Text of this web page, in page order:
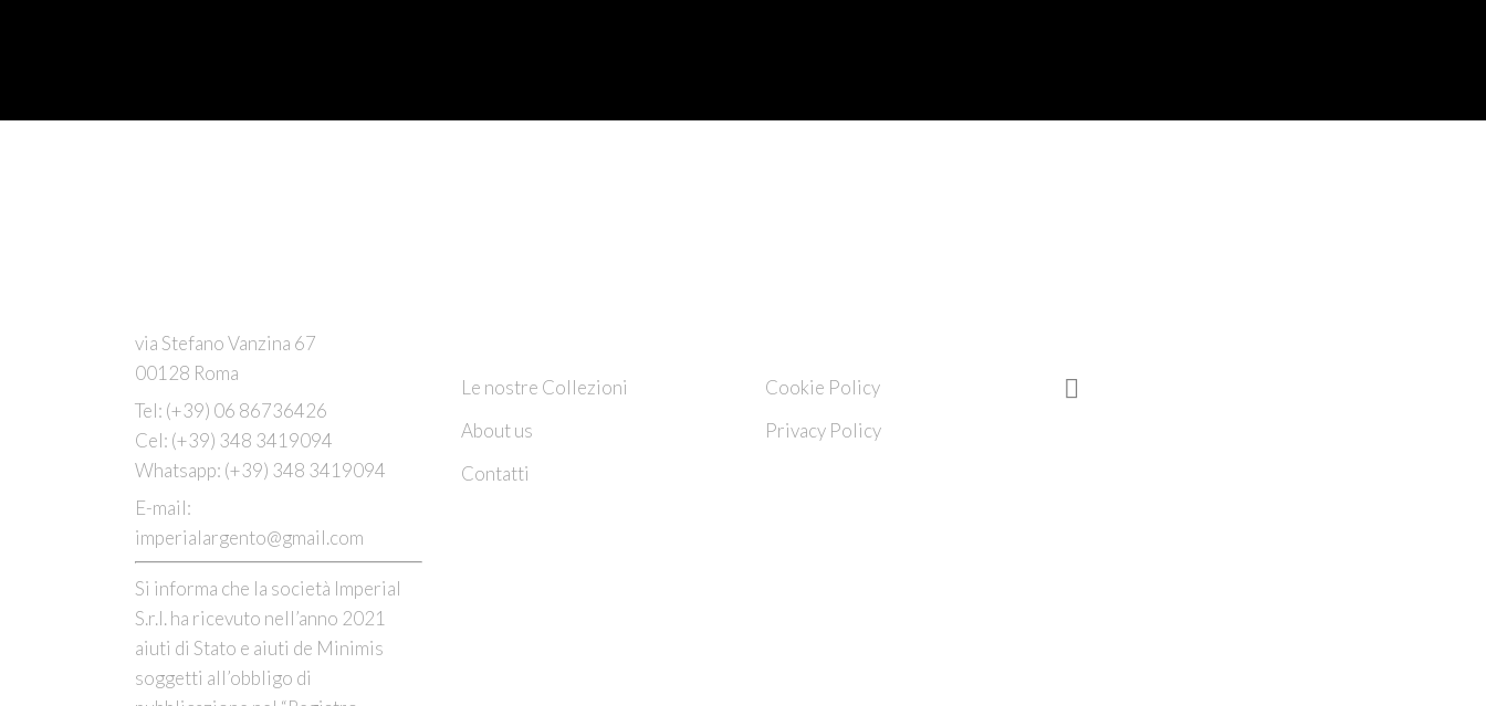
via Stefano Vanzina 67
00128 Roma
Tel: (+39) 06 86736426
Cel: (+39) 348 3419094
Whatsapp: (+39) 348 3419094
E-mail:
imperialargento@gmail.com
Si informa che la società Imperial
S.r.l. ha ricevuto nell’anno 2021
aiuti di Stato e aiuti de Minimis
soggetti all’obbligo di
Le nostre Collezioni
About us
Contatti
Cookie Policy
Privacy Policy